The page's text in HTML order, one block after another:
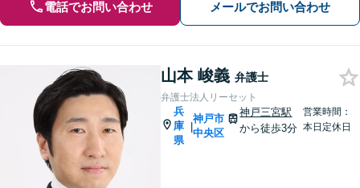
電話でお問い合わせ メールでお問い合わせ
山本 峻義 弁護士
弁護士法人リーセット
兵
庫
県
|
神戸市
中央区
神戸三宮駅
から徒歩3分
営業時間：
本日定休日